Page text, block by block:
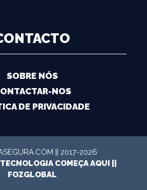
SOBRE NÓS
NOS
DE PRIVACIDADE
|| 2017-2026
COMEÇA AQUI ||
FOZGLOBAL